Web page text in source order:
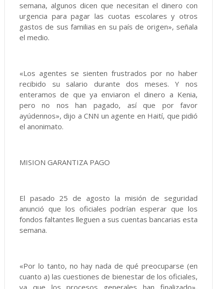
semana, algunos dicen que necesitan el dinero con
urgencia para pagar las cuotas escolares y otros
gastos de sus familias en su país de origen», señala
el medio.
«Los agentes se sienten frustrados por no haber
recibido su salario durante dos meses. Y nos
enteramos de que ya enviaron el dinero a Kenia,
pero no nos han pagado, así que por favor
ayúdennos», dijo a CNN un agente en Haití, que pidió
el anonimato.
MISION GARANTIZA PAGO
El pasado 25 de agosto la misión de seguridad
anunció que los oficiales podrían esperar que los
fondos faltantes lleguen a sus cuentas bancarias esta
semana.
«Por lo tanto, no hay nada de qué preocuparse (en
cuanto a) las cuestiones de bienestar de los oficiales,
ya que los procesos generales han finalizado»,